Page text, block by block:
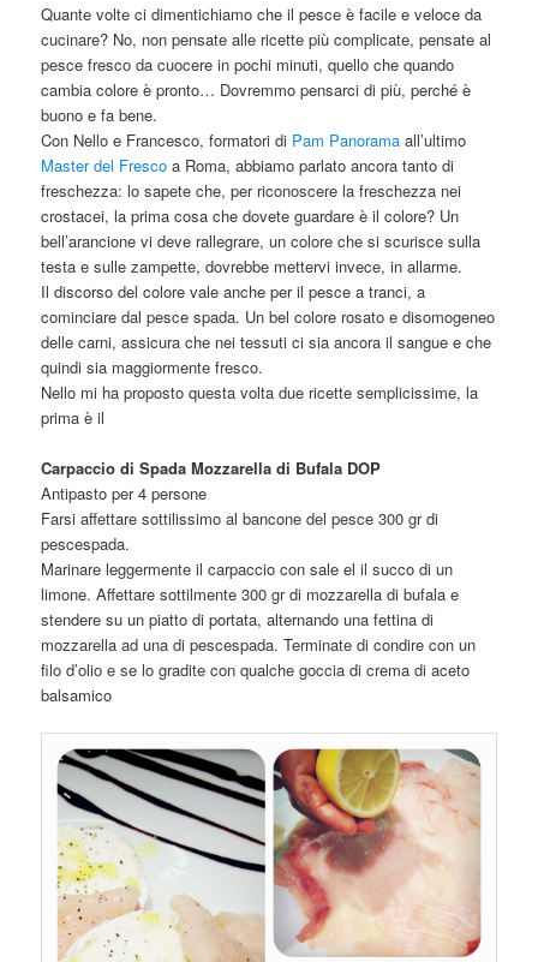
Quante volte ci dimentichiamo che il pesce è facile e veloce da
cucinare? No, non pensate alle ricette più complicate, pensate al
pesce fresco da cuocere in pochi minuti, quello che quando
cambia colore è pronto… Dovremmo pensarci di più, perché è
buono e fa bene.
Con Nello e Francesco, formatori di Pam Panorama all’ultimo
Master del Fresco a Roma, abbiamo parlato ancora tanto di
freschezza: lo sapete che, per riconoscere la freschezza nei
crostacei, la prima cosa che dovete guardare è il colore? Un
bell’arancione vi deve rallegrare, un colore che si scurisce sulla
testa e sulle zampette, dovrebbe mettervi invece, in allarme.
Il discorso del colore vale anche per il pesce a tranci, a
cominciare dal pesce spada. Un bel colore rosato e disomogeneo
delle carni, assicura che nei tessuti ci sia ancora il sangue e che
quindi sia maggiormente fresco.
Nello mi ha proposto questa volta due ricette semplicissime, la
prima è il
Carpaccio di Spada Mozzarella di Bufala DOP
Antipasto per 4 persone
Farsi affettare sottilissimo al bancone del pesce 300 gr di
pescespada.
Marinare leggermente il carpaccio con sale el il succo di un
limone. Affettare sottilmente 300 gr di mozzarella di bufala e
stendere su un piatto di portata, alternando una fettina di
mozzarella ad una di pescespada. Terminate di condire con un
filo d’olio e se lo gradite con qualche goccia di crema di aceto
balsamico